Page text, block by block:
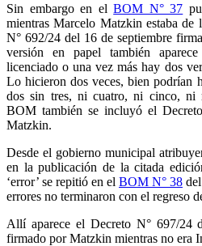
Sin embargo en elBOM N° 37
mientras Marcelo Matzkin estaba
N° 692/24 del 16 de septiembre
versión en papel también
licenciado o una vez más hay dos
Lo hicieron dos veces, bien podrían
dos sin tres, ni cuatro, ni cinco, ni
BOM también se incluyó el
Matzkin.
Desde el gobierno municipal
en la publicación de la citada
‘error’ se repitió en el BOM N° 38
errores no terminaron con el regreso
Allí aparece el Decreto N° 697/24
firmado por Matzkin mientras no era